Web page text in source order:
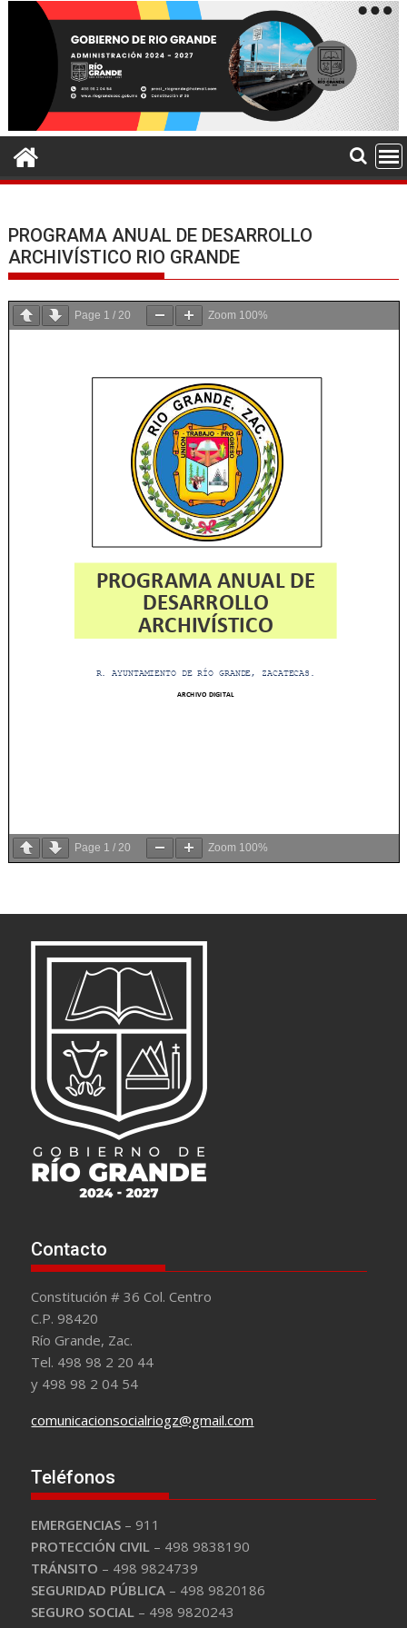
PROGRAMA ANUAL DE DESARROLLO
ARCHIVÍSTICO RIO GRANDE
Page 1 / 20 Zoom 100%
Page 1 / 20 Zoom 100%
Contacto
Constitución # 36 Col. Centro
C.P. 98420
Río Grande, Zac.
Tel. 498 98 2 20 44
y 498 98 2 04 54
comunicacionsocialriogz@gmail.com
Teléfonos
EMERGENCIAS – 911
PROTECCIÓN CIVIL – 498 9838190
TRÁNSITO – 498 9824739
SEGURIDAD PÚBLICA – 498 9820186
SEGURO SOCIAL – 498 9820243